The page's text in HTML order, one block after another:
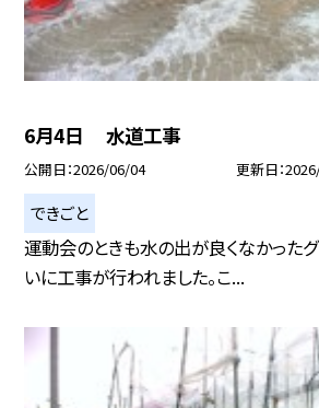
6月4日 水道工事
公開日 2026/06/04 更新日
できごと
運動会のときも水の出が良くなかったグ
いに工事が行われました。こ...